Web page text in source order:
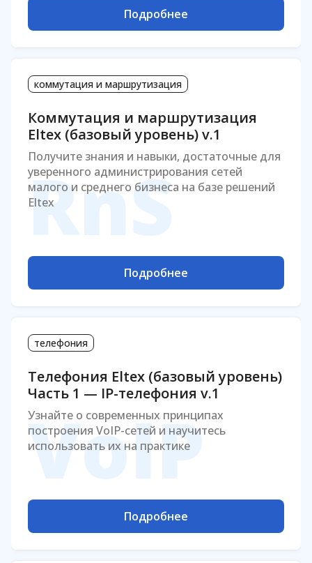
Подробнее
коммутация и маршрутизация
Коммутация и маршрутизация
Eltex (базовый уровень) v.1
Получите знания и навыки, достаточные для
уверенного администрирования сетей
малого и среднего бизнеса на базе решений
Eltex
Подробнее
RnS
телефония
Телефония Eltex (базовый уровень)
Часть 1 — IP-телефония v.1
Узнайте о современных принципах
построения VoIP-сетей и научитесь
использовать их на практике
Подробнее
VoIP